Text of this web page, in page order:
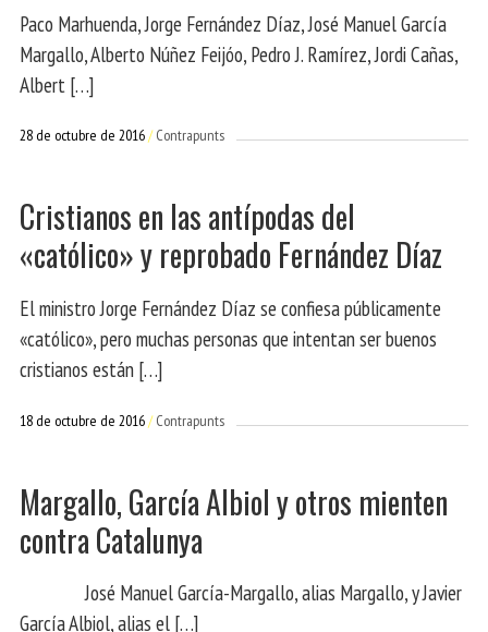
Paco Marhuenda, Jorge Fernández Díaz, José Manuel García
Margallo, Alberto Núñez Feijóo, Pedro J. Ramírez, Jordi Cañas,
Albert […]
28 de octubre de 2016 Contrapunts
Cristianos en las antípodas del
«católico» y reprobado Fernández Díaz
El ministro Jorge Fernández Díaz se confiesa públicamente
«católico», pero muchas personas que intentan ser buenos
cristianos están […]
18 de octubre de 2016 Contrapunts
Margallo, García Albiol y otros mienten
contra Catalunya
José Manuel García-Margallo, alias Margallo, y Javier
García Albiol, alias el […]